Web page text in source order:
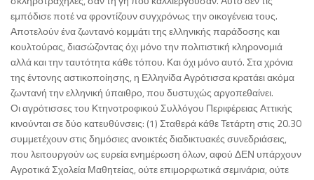
εμπόδισε ποτέ να φροντίζουν συγχρόνως την οικογένεια τους.
Αποτελούν ένα ζωντανό κομμάτι της ελληνικής παράδοσης και
κουλτούρας, διασώζοντας όχι μόνο την πολιτιστική κληρονομιά
αλλά και την ταυτότητα κάθε τόπου. Και όχι μόνο αυτό. Στα χρόνια
της έντονης αστικοποίησης, η Ελληνίδα Αγρότισσα κρατάει ακόμα
ζωντανή την ελληνική ύπαιθρο, που δυστυχώς αργοπεθαίνει.
Οι αγρότισσες του Κτηνοτροφικού Συλλόγου Περιφέρειας Αττικής
κινούνται σε δύο κατευθύνσεις: (1) Σταθερά κάθε Τετάρτη στις 20.30
συμμετέχουν στις δημόσιες ανοικτές διαδικτυακές συνεδριάσεις,
που λειτουργούν ως ευρεία ενημέρωση όλων, αφού ΔΕΝ υπάρχουν
Αγροτικά Σχολεία Μαθητείας, ούτε επιμορφωτικά σεμινάρια, ούτε